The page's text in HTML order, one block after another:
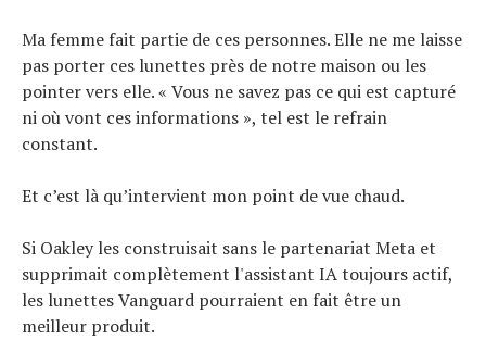
Ma femme fait partie de ces personnes. Elle ne me laisse
pas porter ces lunettes près de notre maison ou les
pointer vers elle. « Vous ne savez pas ce qui est capturé
ni où vont ces informations », tel est le refrain
constant.
Et c’est là qu’intervient mon point de vue chaud.
Si Oakley les construisait sans le partenariat Meta et
supprimait complètement l'assistant IA toujours actif,
les lunettes Vanguard pourraient en fait être un
meilleur produit.